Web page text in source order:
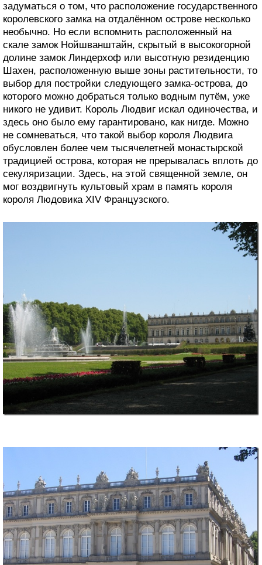
задуматься о том, что расположение государственного
королевского замка на отдалённом острове несколько
необычно. Но если вспомнить расположенный на
скале замок Нойшванштайн, скрытый в высокогорной
долине замок Линдерхоф или высотную резиденцию
Шахен, расположенную выше зоны растительности, то
выбор для постройки следующего замка-острова, до
которого можно добраться только водным путём, уже
никого не удивит. Король Людвиг искал одиночества, и
здесь оно было ему гарантировано, как нигде. Можно
не сомневаться, что такой выбор короля Людвига
обусловлен более чем тысячелетней монастырской
традицией острова, которая не прерывалась вплоть до
секуляризации. Здесь, на этой священной земле, он
мог воздвигнуть культовый храм в память короля
короля Людовика XIV Французского.